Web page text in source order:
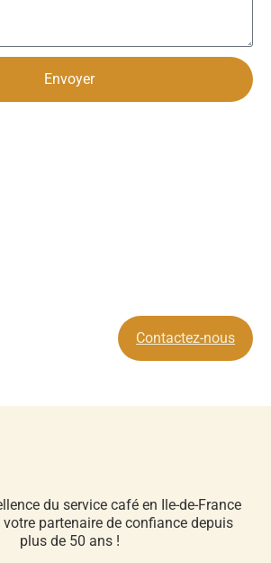
Envoyer
Contactez-nous
du service café en Ile-de-France
partenaire de confiance depuis
plus de 50 ans !